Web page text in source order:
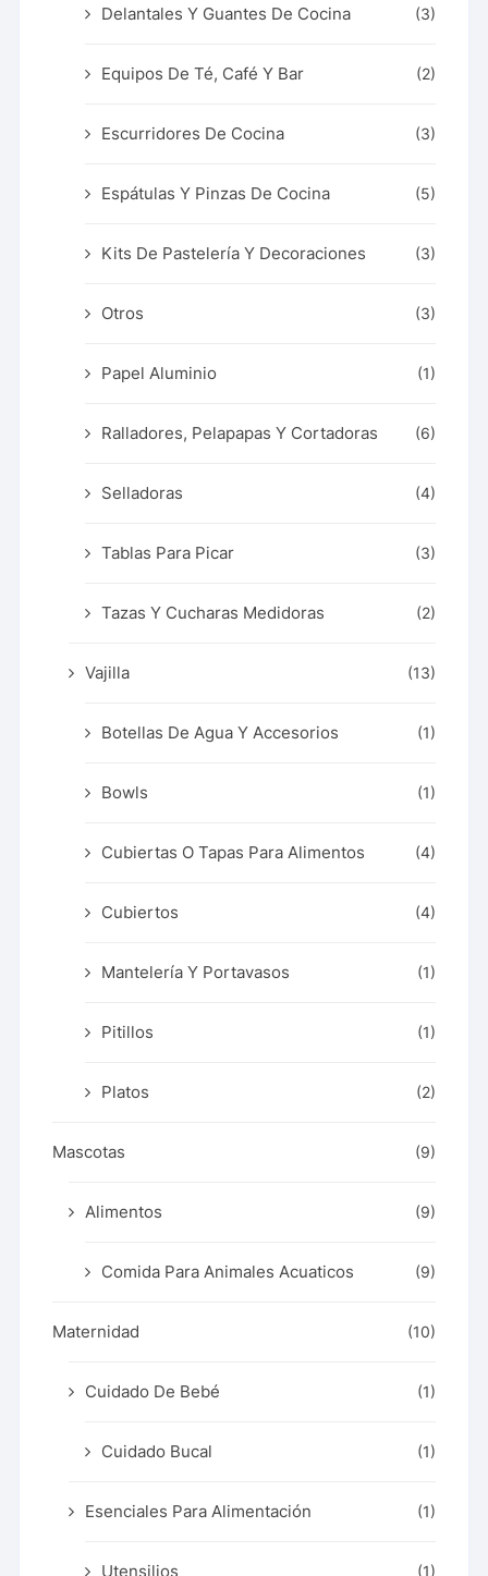
Delantales Y Guantes De Cocina (3)
Equipos De Té, Café Y Bar (2)
Escurridores De Cocina (3)
Espátulas Y Pinzas De Cocina (5)
Kits De Pastelería Y Decoraciones (3)
Otros (3)
Papel Aluminio (1)
Ralladores, Pelapapas Y Cortadoras (6)
Selladoras (4)
Tablas Para Picar (3)
Tazas Y Cucharas Medidoras (2)
Vajilla (13)
Botellas De Agua Y Accesorios (1)
Bowls (1)
Cubiertas O Tapas Para Alimentos (4)
Cubiertos (4)
Mantelería Y Portavasos (1)
Pitillos (1)
Platos (2)
Mascotas (9)
Alimentos (9)
Comida Para Animales Acuaticos (9)
Maternidad (10)
Cuidado De Bebé (1)
Cuidado Bucal (1)
Esenciales Para Alimentación (1)
Utensilios (1)